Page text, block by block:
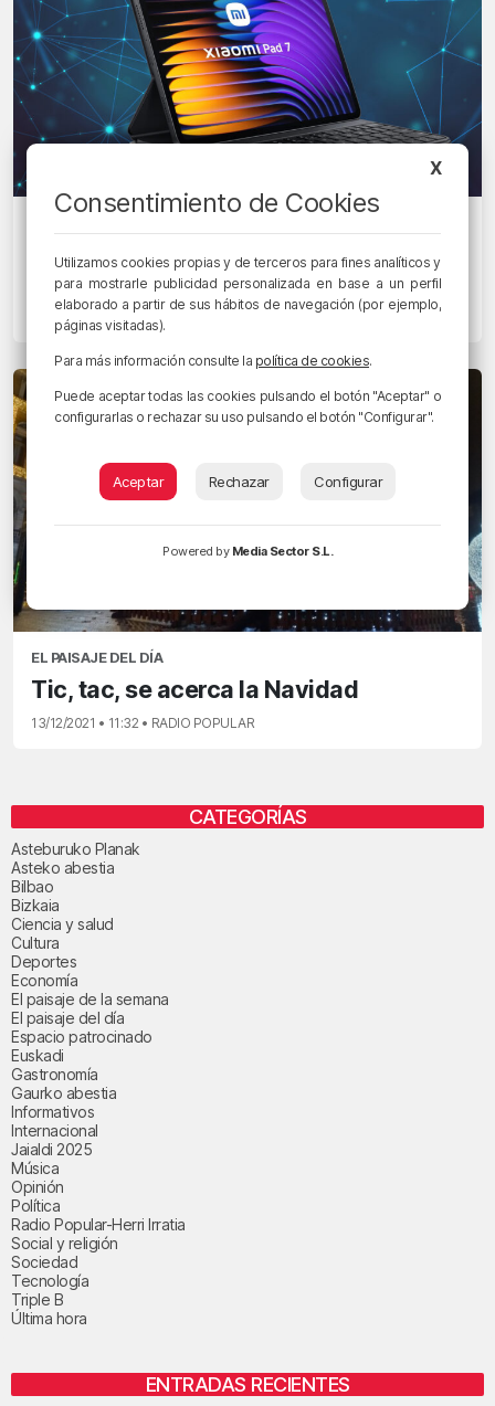
Los mejores regalos tecnológicos
para el Día del Padre
13/03/2025 • 15:51 • ZIHARA AIZPURUA
EL PAISAJE DEL DÍA
Tic, tac, se acerca la Navidad
13/12/2021 • 11:32 • RADIO POPULAR
CATEGORÍAS
Asteburuko Planak
Asteko abestia
Bilbao
Bizkaia
Ciencia y salud
Cultura
Deportes
Economía
El paisaje de la semana
El paisaje del día
Espacio patrocinado
Euskadi
Gastronomía
Gaurko abestia
Informativos
Internacional
Jaialdi 2025
Música
Opinión
Política
Radio Popular-Herri Irratia
Social y religión
Sociedad
Tecnología
Triple B
Última hora
ENTRADAS RECIENTES
X
Consentimiento de Cookies
Utilizamos cookies propias y de terceros para fines analíticos y
para mostrarle publicidad personalizada en base a un perfil
elaborado a partir de sus hábitos de navegación (por ejemplo,
páginas visitadas).
Para más información consulte la política de cookies.
Puede aceptar todas las cookies pulsando el botón "Aceptar" o
configurarlas o rechazar su uso pulsando el botón "Configurar".
Aceptar Rechazar Configurar
Powered by Media Sector S.L.